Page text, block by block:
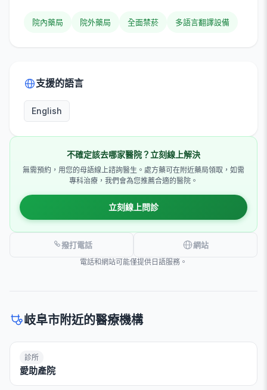
院內藥局 院外藥局 全面禁菸 多語言翻譯設備
支援的語言
English
不確定該去哪家醫院？立刻線上解決
無需預約，用您的母語線上諮詢醫生。處方藥可在附近藥局領取，如需
專科治療，我們會為您推薦合適的醫院。
立刻線上問診
撥打電話 網站
電話和網站可能僅提供日語服務。
岐阜市附近的醫療機構
診所
愛助產院